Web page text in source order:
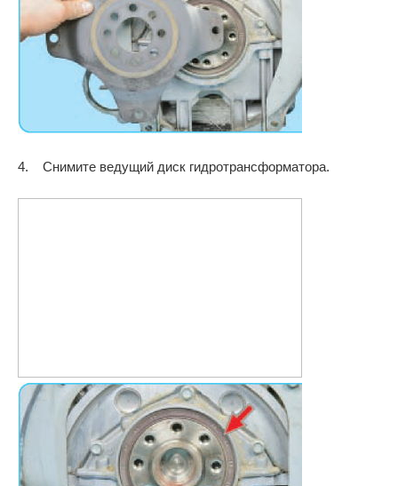
4. Снимите ведущий диск гидротрансформатора.